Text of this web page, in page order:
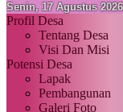
Senin, 17 Agustus 2026
Profil Desa
Tentang Desa
Visi Dan Misi
Potensi Desa
Lapak
Pembangunan
Galeri Foto